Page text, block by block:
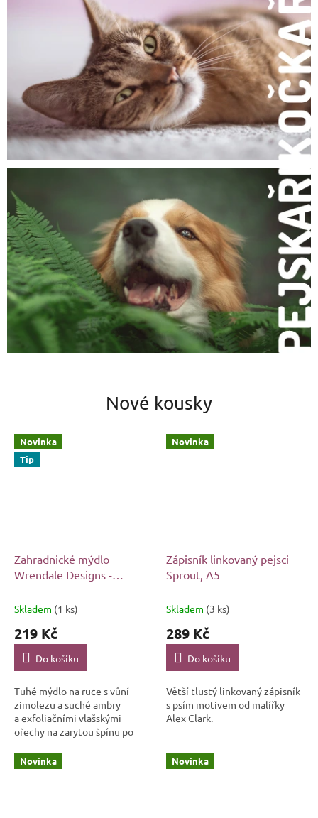
Nové kousky
Novinka
Tip
Zahradnické mýdlo
Wrendale Designs -
Skladem (1 ks)
219 Kč
Do košíku
Tuhé mýdlo na ruce s vůní
zimolezu a suché ambry
a exfoliačními vlašskými
ořechy na zarytou špínu po
zahradničení.
Novinka
Zápisník linkovaný pejsci
Sprout, A5
Skladem (3 ks)
289 Kč
Do košíku
Větší tlustý linkovaný zápisník
s psím motivem od malířky
Alex Clark.
Novinka Novinka